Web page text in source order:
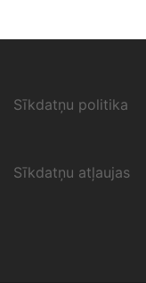
Sīkdatņu politika
Sīkdatņu atļaujas